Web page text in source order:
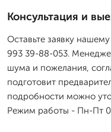
Консультация и
Оставьте заявку
993 39-88-053.
шума и пожелания,
подготовит
подробности можно
Режим работы - Пн-Пт